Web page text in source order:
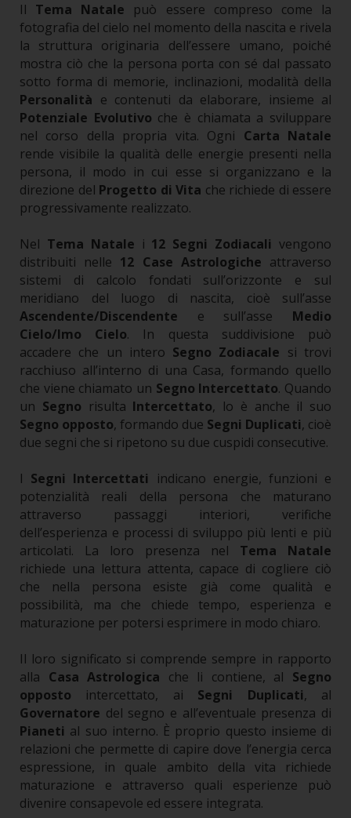
Il Tema Natale può essere compreso come la
fotografia del cielo nel momento della nascita e rivela
la struttura originaria dell’essere umano, poiché
mostra ciò che la persona porta con sé dal passato
sotto forma di memorie, inclinazioni, modalità della
Personalità e contenuti da elaborare, insieme al
Potenziale Evolutivo che è chiamata a sviluppare
nel corso della propria vita. Ogni Carta Natale
rende visibile la qualità delle energie presenti nella
persona, il modo in cui esse si organizzano e la
direzione del Progetto di Vita che richiede di essere
progressivamente realizzato.
Nel Tema Natale i 12 Segni Zodiacali vengono
distribuiti nelle 12 Case Astrologiche attraverso
sistemi di calcolo fondati sull’orizzonte e sul
meridiano del luogo di nascita, cioè sull’asse
Ascendente/Discendente e sull’asse Medio
Cielo/Imo Cielo. In questa suddivisione può
accadere che un intero Segno Zodiacale si trovi
racchiuso all’interno di una Casa, formando quello
che viene chiamato un Segno Intercettato. Quando
un Segno risulta Intercettato, lo è anche il suo
Segno opposto, formando due Segni Duplicati, cioè
due segni che si ripetono su due cuspidi consecutive.
I Segni Intercettati
indicano energie, funzioni e
potenzialità reali della persona che maturano
attraverso passaggi interiori, verifiche
dell’esperienza e processi di sviluppo più lenti e più
articolati. La loro presenza nel Tema Natale
richiede una lettura attenta, capace di cogliere ciò
che nella persona esiste già come qualità e
possibilità, ma che chiede tempo, esperienza e
maturazione per potersi esprimere in modo chiaro.
Il loro significato si comprende sempre in rapporto
alla Casa Astrologica che li contiene, al Segno
opposto intercettato, ai Segni Duplicati, al
Governatore del segno e all’eventuale presenza di
Pianeti al suo interno. È proprio questo insieme di
relazioni che permette di capire dove l’energia cerca
espressione, in quale ambito della vita richiede
maturazione e attraverso quali esperienze può
divenire consapevole ed essere integrata.